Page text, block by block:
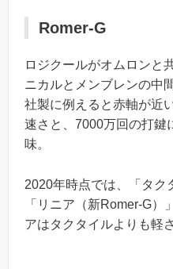
Romer-G
ロジクールがオムロンと
ニカルとメンブレンの中
社製に例えると赤軸が近
速さと、7000万回の打鍵
味。
2020年時点では、「タク
「リニア（新Romer-G）
アはタクタイルよりも軽